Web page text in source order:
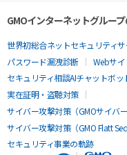
GMOインターネットグルー
世界初総合ネットセキュリティサ
パスワード漏洩診断
Webサ
セキュリティ相談AIチャットボッ
実在証明・盗聴対策
サイバー攻撃対策（GMOサイバ
サイバー攻撃対策（GMO Flatt
セキュリティ事業の軌跡